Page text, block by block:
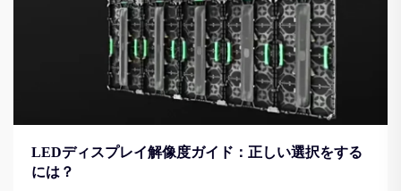
LEDディスプレイ解像度ガイド：正しい選択をする
には？